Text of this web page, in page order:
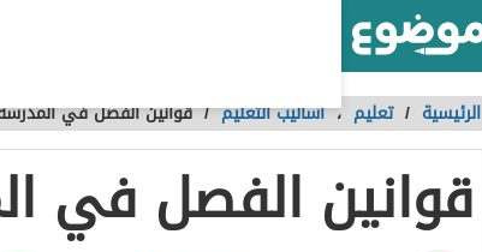
الرئيسية / تعليم ،أساليب التعليم /قوانين الفصل في
قوانين الفصل في